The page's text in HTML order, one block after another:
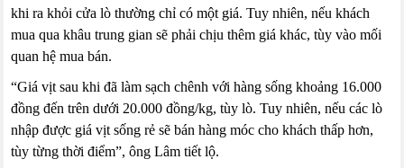
khi ra khỏi cửa lò thường chỉ có một giá. Tuy nhiên, nếu khách
mua qua khâu trung gian sẽ phải chịu thêm giá khác, tùy vào mối
quan hệ mua bán.
“Giá vịt sau khi đã làm sạch chênh với hàng sống khoảng 16.000
đồng đến trên dưới 20.000 đồng/kg, tùy lò. Tuy nhiên, nếu các lò
nhập được giá vịt sống rẻ sẽ bán hàng móc cho khách thấp hơn,
tùy từng thời điểm”, ông Lâm tiết lộ.